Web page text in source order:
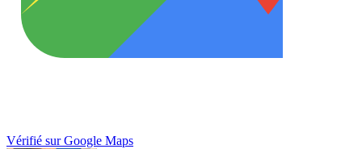
Vérifié sur Google Maps